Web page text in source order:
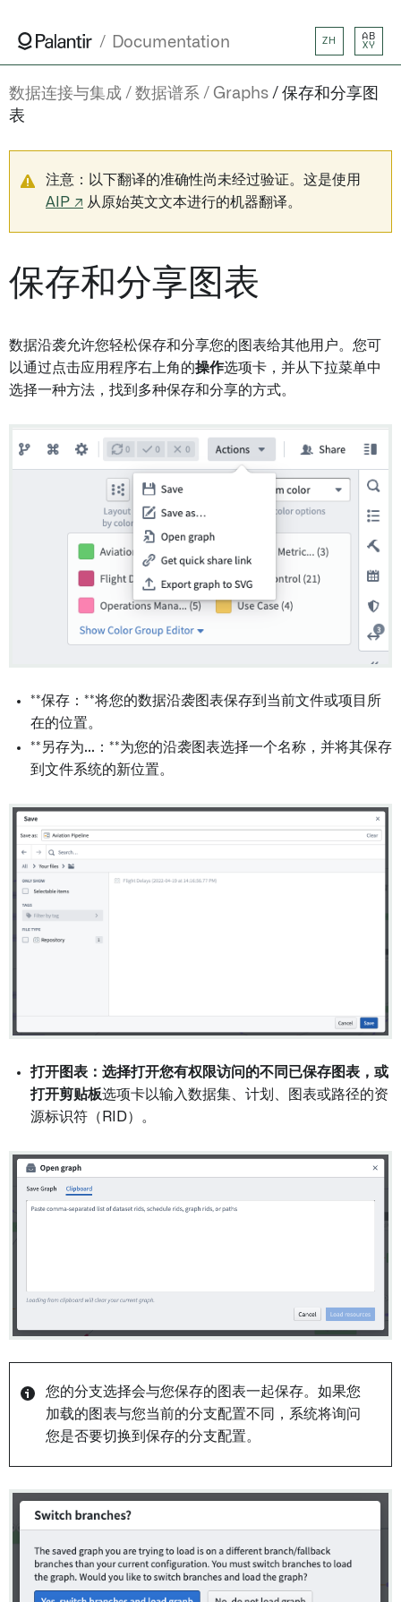
Documentation ZH
AB
XY
数据连接与集成 数据谱系 Graphs
保存和分享图
表
注意：以下翻译的准确性尚未经过验证。这是使用
AIP ↗ 从原始英文文本进行的机器翻译。
保存和分享图表
数据沿袭允许您轻松保存和分享您的图表给其他用户。您可
以通过点击应用程序右上角的操作选项卡，并从下拉菜单中
选择一种方法，找到多种保存和分享的方式。
**保存：**将您的数据沿袭图表保存到当前文件或项目所
在的位置。
**另存为...：**为您的沿袭图表选择一个名称，并将其保存
到文件系统的新位置。
打开图表： 选择打开您有权限访问的不同已保存图表，或
打开剪贴板选项卡以输入数据集、计划、图表或路径的资
源标识符（RID）。
您的分支选择会与您保存的图表一起保存。如果您
加载的图表与您当前的分支配置不同，系统将询问
您是否要切换到保存的分支配置。